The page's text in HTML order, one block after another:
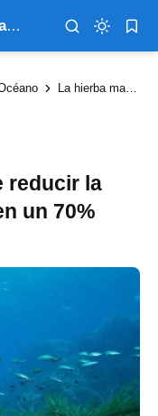
Infoterio - Noticias científicas que explican el mundo
La hierba marina puede reducir la erosión costera hasta en un 70%
reducir la
un 70%